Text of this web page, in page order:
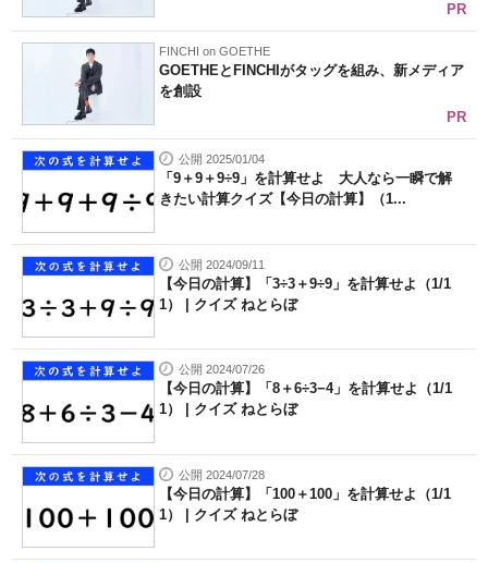
PR
FINCHI on GOETHE
GOETHEとFINCHIがタッグを組み、新メディア
を創設
PR
公開 2025/01/04
「9＋9＋9÷9」を計算せよ 大人なら一瞬で解
きたい計算クイズ【今日の計算】（1...
公開 2024/09/11
【今日の計算】「3÷3＋9÷9」を計算せよ（1/1
1） | クイズ ねとらぼ
公開 2024/07/26
【今日の計算】「8＋6÷3−4」を計算せよ（1/1
1） | クイズ ねとらぼ
公開 2024/07/28
【今日の計算】「100＋100」を計算せよ（1/1
1） | クイズ ねとらぼ